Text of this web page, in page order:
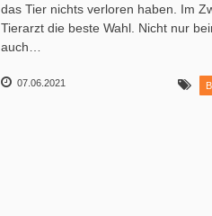
das Tier nichts verloren haben. Im
Tierarzt die beste Wahl. Nicht nur
auch…
07.06.2021